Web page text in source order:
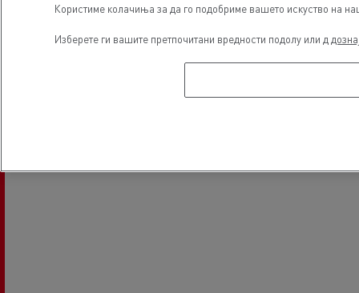
Користиме колачиња за да го подобриме вашето искуство на
Изберете ги вашите претпочитани вредности подолу или д